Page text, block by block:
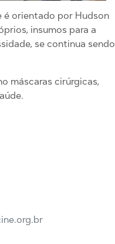
é orientado por Hudson
insumos para a
se continua sendo
máscaras cirúrgicas,